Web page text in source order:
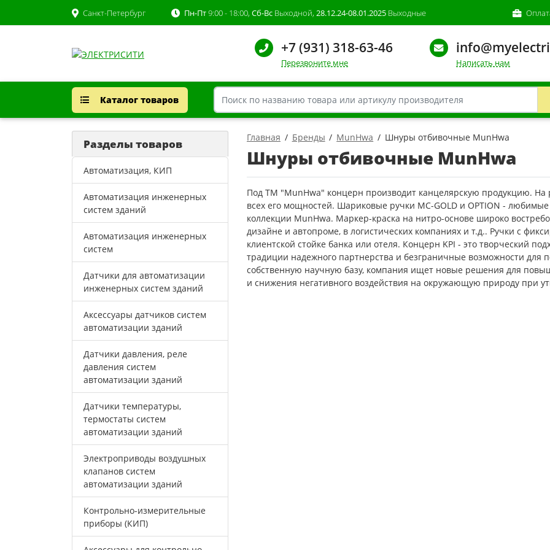
Санкт-Петербург Пн-Пт9:00 - 18:00, Сб-Вс Выходной, 28.12.24-08.01.2025 Выходные
+7 (931) 318-63-46
Перезвоните мне Написать нам
Каталог товаров
Главная Бренды MunHwa Шнуры отбивочные MunHwa
Шнуры отбивочные MunHwa
Под ТМ "MunHwa" концерн производит канцелярскую продукцию. На
всех его мощностей. Шариковые ручки MC-GOLD и OPTION -
коллекции MunHwa. Маркер-краска на нитро-основе широко
дизайне и автопроме, в логистических компаниях и т.д.. Ручки с
клиентской стойке банка или отеля. Концерн KPI - это творческий
традиции надежного партнерства и безграничные возможности для
собственную научную базу, компания ищет новые решения для
и снижения негативного воздействия на окружающую природу при
Разделы товаров
Автоматизация, КИП
Автоматизация инженерных
систем зданий
Автоматизация инженерных
систем
Датчики для автоматизации
инженерных систем зданий
Аксессуары датчиков систем
автоматизации зданий
Датчики давления, реле
давления систем
автоматизации зданий
Датчики температуры,
термостаты систем
автоматизации зданий
Электроприводы воздушных
клапанов систем
автоматизации зданий
Контрольно-измерительные
приборы (КИП)